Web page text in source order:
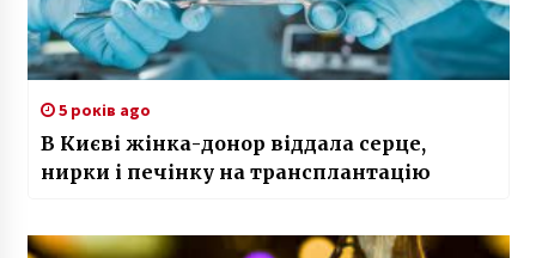
5 років ago
В Києві жінка-донор віддала серце,
нирки і печінку на трансплантацію